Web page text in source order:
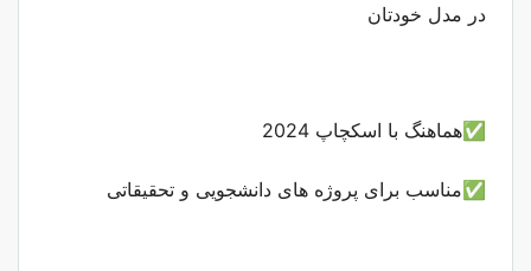
در مدل خودتان
✅هماهنگ با اسکچاپ 2024
✅مناسب برای پروژه های دانشجویی و تحقیقاتی